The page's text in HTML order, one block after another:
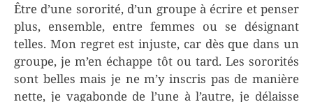
Être d’une sororité, d’un groupe à écrire et penser
plus, ensemble, entre femmes ou se désignant
telles. Mon regret est injuste, car dès que dans un
groupe, je m’en échappe tôt ou tard. Les sororités
sont belles mais je ne m’y inscris pas de manière
nette, je vagabonde de l’une à l’autre, je délaisse